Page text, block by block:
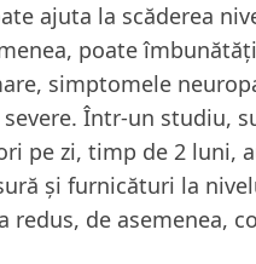
ajuta la scăderea
poate
simptomele
Într-un studiu,
pe zi, timp de 2 luni,
și furnicături la
redus, de asemenea,